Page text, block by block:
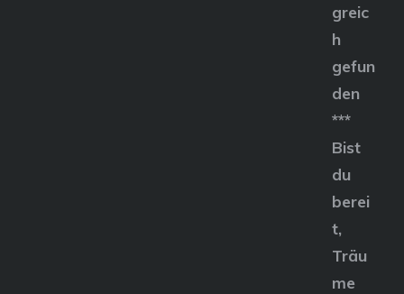
greic
h
gefun
den
***
Bist
du
berei
t,
Träu
me